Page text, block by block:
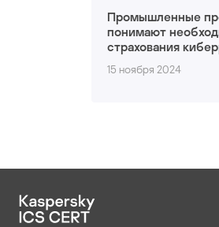
Промышленные
понимают
страхования
15 ноября 2024